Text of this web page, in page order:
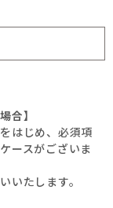
合】
はじめ、必須項
ースがございま
いたします。